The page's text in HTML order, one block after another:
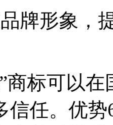
牌形象，
商标可以
信任。优